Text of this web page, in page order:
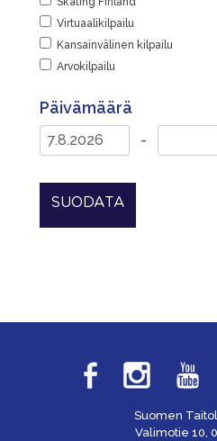
Virtuaalikilpailu
Kansainvälinen kilpailu
Arvokilpailu
Päivämäärä
-
SUODATA
Suomen
Valimotie 10,